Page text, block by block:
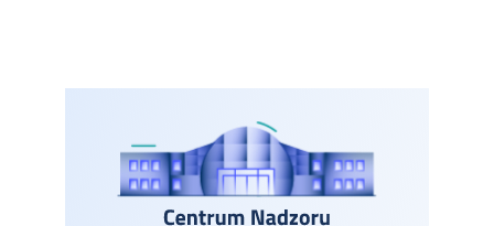
dysponowanie dostępnymi zasobami zespołów
SPEC) w celu organizacji likwidacji zakłócenia,
nadzorowanie i koordynację prac związanych z likwidacją
zakłócenia.